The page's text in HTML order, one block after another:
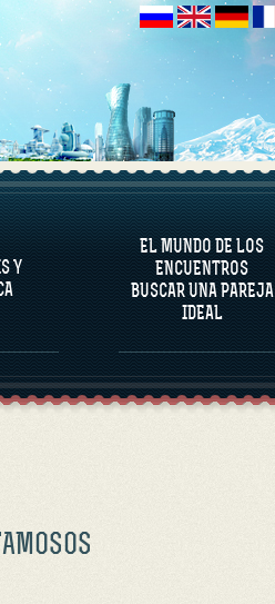
Y
EL MUNDO DE LOS
ENCUENTROS
BUSCAR UNA PAREJA
IDEAL